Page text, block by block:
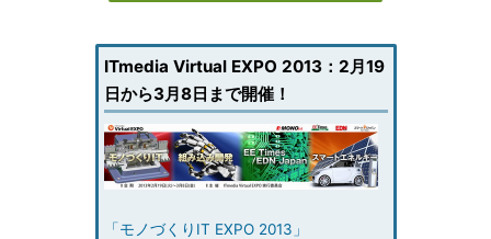
ITmedia Virtual EXPO 2013：2月19
日から3月8日まで開催！
「モノづくりIT EXPO 2013」